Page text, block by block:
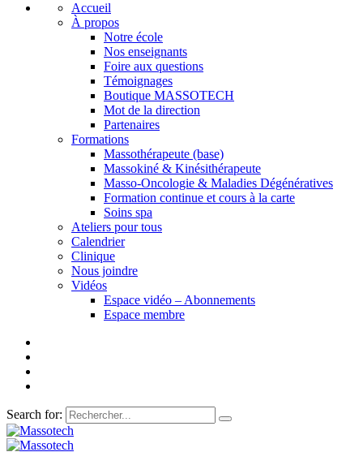
Accueil
À propos
Notre école
Nos enseignants
Foire aux questions
Témoignages
Boutique MASSOTECH
Mot de la direction
Partenaires
Formations
Massothérapeute (base)
Massokiné & Kinésithérapeute
Masso-Oncologie & Maladies Dégénératives
Formation continue et cours à la carte
Soins spa
Ateliers pour tous
Calendrier
Clinique
Nous joindre
Vidéos
Espace vidéo – Abonnements
Espace membre
Search for: